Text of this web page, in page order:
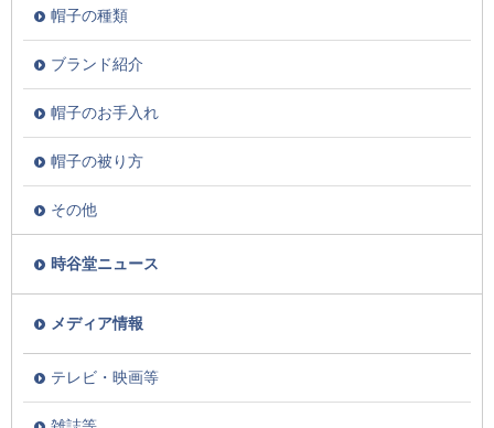
帽子の種類
ブランド紹介
帽子のお手入れ
帽子の被り方
その他
時谷堂ニュース
メディア情報
テレビ・映画等